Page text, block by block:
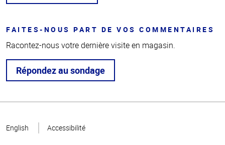
FAITES-NOUS PART DE VOS COMMENTAIRES
Racontez-nous votre dernière visite en magasin.
Répondez au sondage
page
English Accessibilité